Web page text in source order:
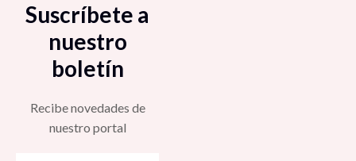
Suscríbete a
nuestro
boletín
Recibe novedades de
nuestro portal